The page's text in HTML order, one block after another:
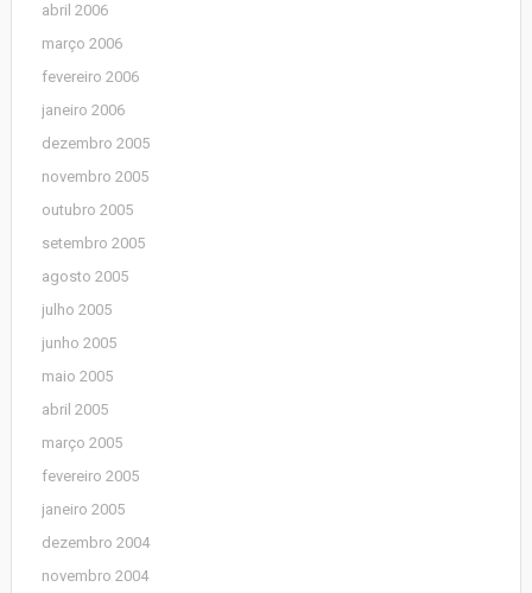
abril 2006
março 2006
fevereiro 2006
janeiro 2006
dezembro 2005
novembro 2005
outubro 2005
setembro 2005
agosto 2005
julho 2005
junho 2005
maio 2005
abril 2005
março 2005
fevereiro 2005
janeiro 2005
dezembro 2004
novembro 2004